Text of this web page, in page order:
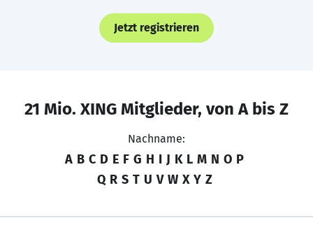
Jetzt registrieren
21 Mio. XING Mitglieder, von A bis Z
Nachname:
A B C D E F G H I J K L M N O P
Q R S T U V W X Y Z